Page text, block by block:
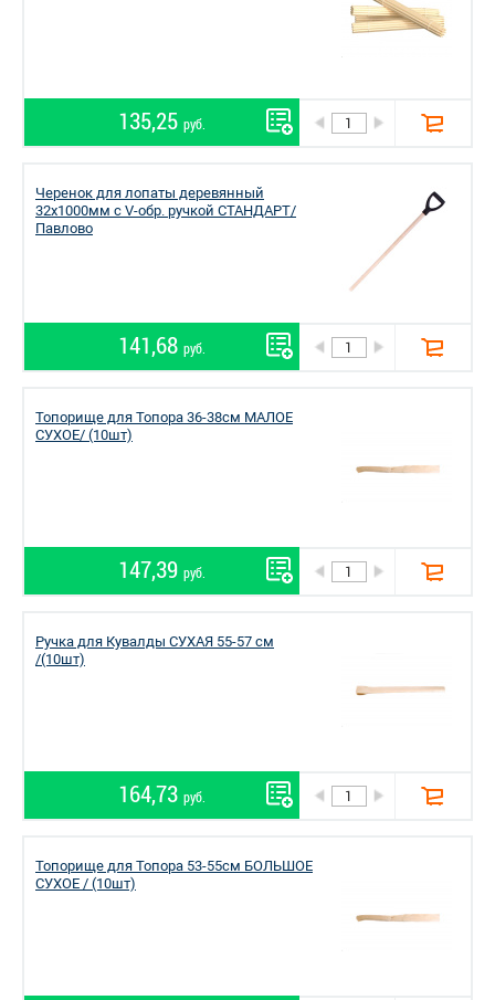
135,25 руб.
Черенок для лопаты деревянный
32х1000мм с V-обр. ручкой СТАНДАРТ/
Павлово
141,68 руб.
Топорище для Топора 36-38см МАЛОЕ
СУХОЕ/ (10шт)
147,39 руб.
Ручка для Кувалды СУХАЯ 55-57 см
/(10шт)
164,73 руб.
Топорище для Топора 53-55см БОЛЬШОЕ
СУХОЕ / (10шт)